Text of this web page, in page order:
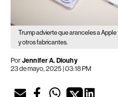
Trump advierte que aranceles a
y otros fabricantes.
PorJennifer A. Dlouhy
23 de mayo, 2025 | 03:18 PM